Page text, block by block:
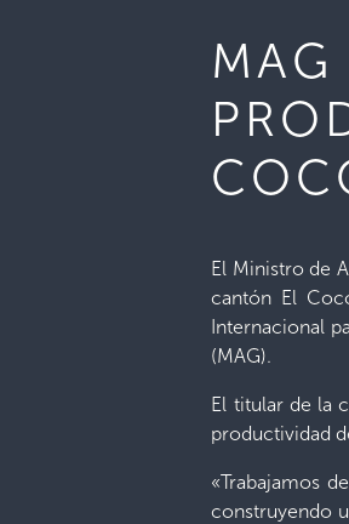
El Ministro de
cantón El
Internacional
(MAG).
El titular de la
productividad
«Trabajamos
construyendo